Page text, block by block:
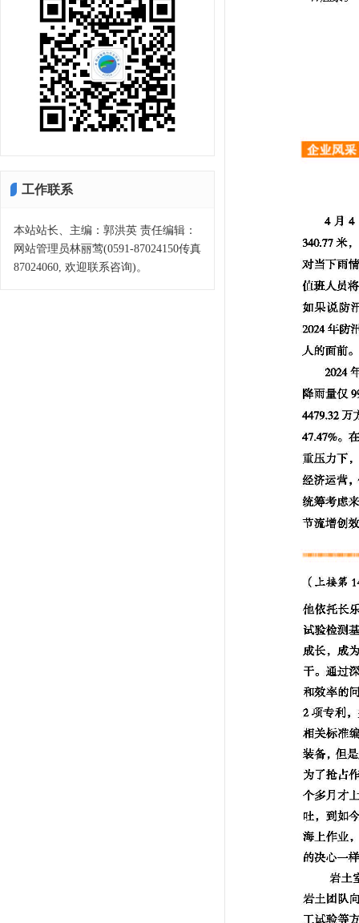
工作联系
本站站长、主编：郭洪英 责任编辑：
网站管理员林丽莺(0591-87024150传真
87024060, 欢迎联系咨询)。